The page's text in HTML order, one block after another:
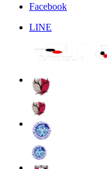
Facebook
LINE